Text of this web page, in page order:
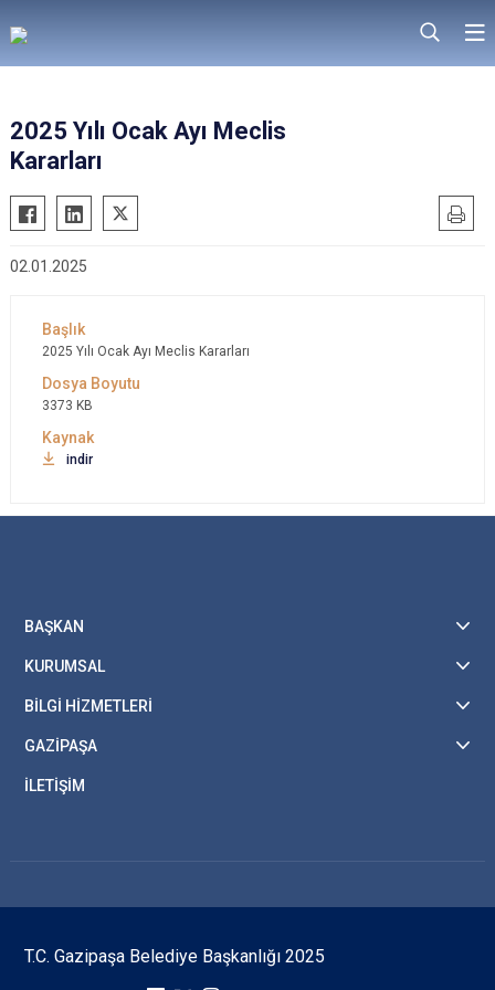
2025 Yılı Ocak Ayı Meclis
Kararları
02.01.2025
2025 Yılı Ocak Ayı Meclis Kararları
3373 KB
indir
BAŞKAN
KURUMSAL
BİLGİ HİZMETLERİ
GAZİPAŞA
İLETİŞİM
T.C. Gazipaşa Belediye Başkanlığı 2025